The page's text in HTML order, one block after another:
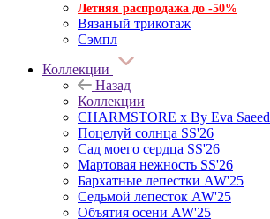
Летняя распродажа до -50%
Вязаный трикотаж
Сэмпл
Коллекции
Назад
Коллекции
CHARMSTORE х By Eva Saeed
Поцелуй солнца SS'26
Сад моего сердца SS'26
Мартовая нежность SS'26
Бархатные лепестки AW'25
Седьмой лепесток AW'25
Объятия осени AW'25